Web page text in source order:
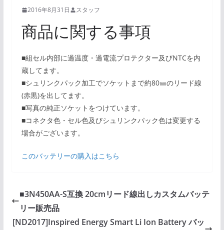
2016年8月31日 スタッフ
商品に関する事項
■組セル内部に過温度・過電流プロテクター及びNTCを内
蔵してます。
■シュリンクパック加工でソケットまで約80㎜のリード線
(赤黒)を出してます。
■写真の純正ソケットをつけています。
■コネクタ色・セル色及びシュリンクパック色は変更する
場合がございます。
このバッテリーの購入はこちら
■3N450AA-S互換 20cmリード線出しカスタムバッテ
リー販売品
[ND2017]Inspired Energy Smart Li Ion Battery バッ